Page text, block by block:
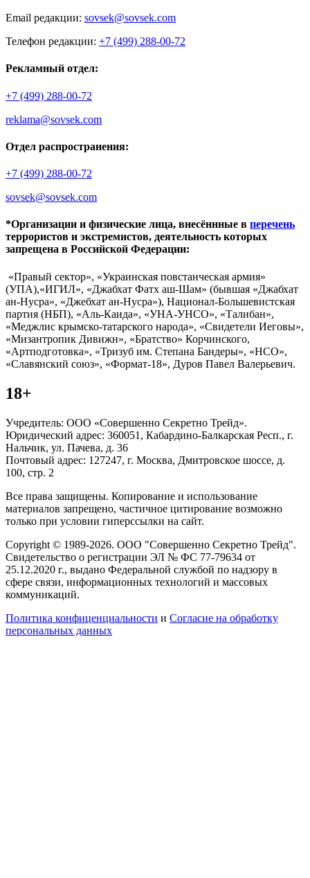
Email редакции: sovsek@sovsek.com
Телефон редакции: +7 (499) 288-00-72
Рекламный отдел:
+7 (499) 288-00-72
reklama@sovsek.com
Отдел распространения:
+7 (499) 288-00-72
sovsek@sovsek.com
*Организации и физические лица, внесённные в перечень
террористов и экстремистов, деятельность которых
запрещена в Российской Федерации:
«Правый сектор», «Украинская повстанческая армия»
(УПА),«ИГИЛ», «Джабхат Фатх аш-Шам» (бывшая «Джабхат
ан-Нусра», «Джебхат ан-Нусра»), Национал-Большевистская
партия (НБП), «Аль-Каида», «УНА-УНСО», «Талибан»,
«Меджлис крымско-татарского народа», «Свидетели Иеговы»,
«Мизантропик Дивижн», «Братство» Корчинского,
«Артподготовка», «Тризуб им. Степана Бандеры», «НСО»,
«Славянский союз», «Формат-18», Дуров Павел Валерьевич.
18+
Учредитель: ООО «Совершенно Секретно Трейд».
Юридический адрес: 360051, Кабардино-Балкарская Респ., г.
Нальчик, ул. Пачева, д. 36
Почтовый адрес: 127247, г. Москва, Дмитровское шоссе, д.
100, стр. 2
Все права защищены. Копирование и использование
материалов запрещено, частичное цитирование возможно
только при условии гиперссылки на сайт.
Copyright © 1989-2026. ООО "Совершенно Секретно Трейд".
Свидетельство о регистрации ЭЛ № ФС 77-79634 от
25.12.2020 г., выдано Федеральной службой по надзору в
сфере связи, информационных технологий и массовых
коммуникаций.
Политика конфиценциальности и Согласие на обработку
персональных данных